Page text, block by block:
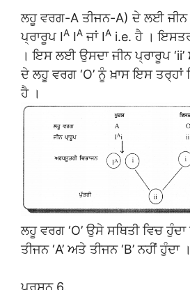
ਲਹੂ ਵਰਗ-A ਤੀਜਨ-A) ਦੇ ਲਈ ਜੀਨ
ਪ੍ਰਾਰੂਪ IA IA ਜਾਂ IA i.e. ਹੈ ।
। ਇਸ ਲਈ ਉਸਦਾ ਜੀਨ ਪ੍ਰਾਰੂਪ
ਦੇ ਲਹੂ ਵਰਗ ‘O’ ਨੂੰ ਖ਼ਾਸ ਇਸ
ਹੈ ।
ਲਹੂ ਵਰਗ ‘O’ ਉਸੇ ਸਥਿਤੀ ਵਿਚ
ਤੀਜਨ ‘A’ ਅਤੇ ਤੀਜਨ ‘B’ ਨਹੀਂ ਹੁੰਦਾ ।
ਪ੍ਰਸ਼ਨ 6.